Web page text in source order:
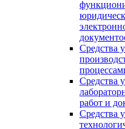
Средства
Средства
работ и
Средства